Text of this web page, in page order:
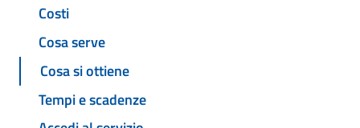
Costi
Cosa serve
Cosa si ottiene
Tempi e scadenze